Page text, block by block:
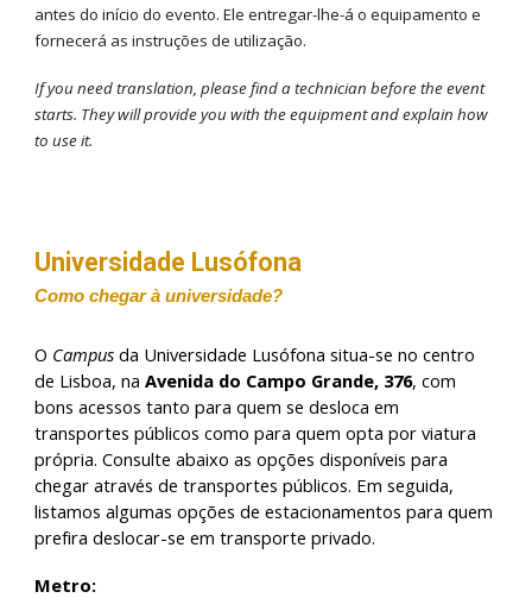
antes do início do evento. Ele entregar-lhe-á o equipamento e
fornecerá as instruções de utilização.
If you need translation, please find a technician before the event
starts. They will provide you with the equipment and explain how
to use it.
Universidade Lusófona
Como chegar à universidade?
O Campus da Universidade Lusófona situa-se no centro
de Lisboa, naAvenida do Campo Grande, 376, com
bons acessos tanto para quem se desloca em
transportes públicos como para quem opta por viatura
própria. Consulte abaixo as opções disponíveis para
chegar através de transportes públicos. Em seguida,
listamos algumas opções de estacionamentos para quem
prefira deslocar-se em transporte privado.
Metro: